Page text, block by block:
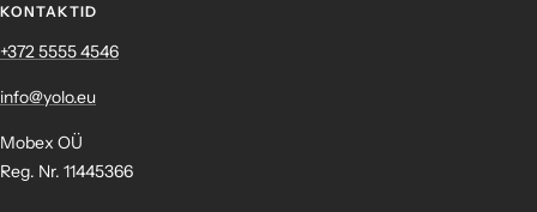
KONTAKTID
+372 ‎5555 4546
info@yolo.eu
Mobex OÜ
Reg. Nr. 11445366